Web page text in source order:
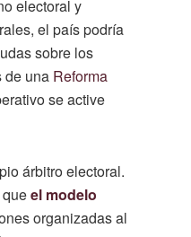
electoral y
el país podría
sobre los
de una Reforma
se active
árbitro electoral.
el modelo
organizadas al